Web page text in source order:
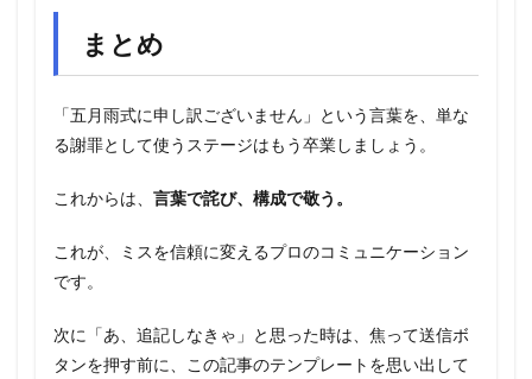
まとめ
「五月雨式に申し訳ございません」という言葉を、単な
る謝罪として使うステージはもう卒業しましょう。
これからは、 言葉で詫び、構成で敬う。
これが、ミスを信頼に変えるプロのコミュニケーション
です。
次に「あ、追記しなきゃ」と思った時は、焦って送信ボ
タンを押す前に、この記事のテンプレートを思い出して